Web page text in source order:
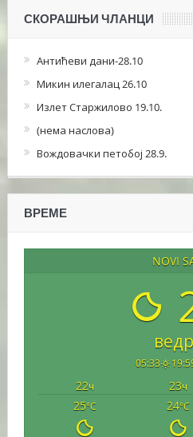
СКОРАШЊИ ЧЛАНЦИ
Антићеви дани-28.10
Микин илегалац 26.10
Излет Старжилово 19.10.
(нема наслова)
Вождовачки петобој 28.9.
ВРЕМЕ
NOVI
05:33
22ч 23ч
25°C 24°C